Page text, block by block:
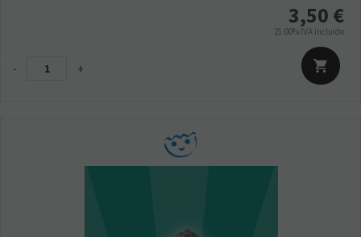
3,50 €
21.00% IVA incluido
- +